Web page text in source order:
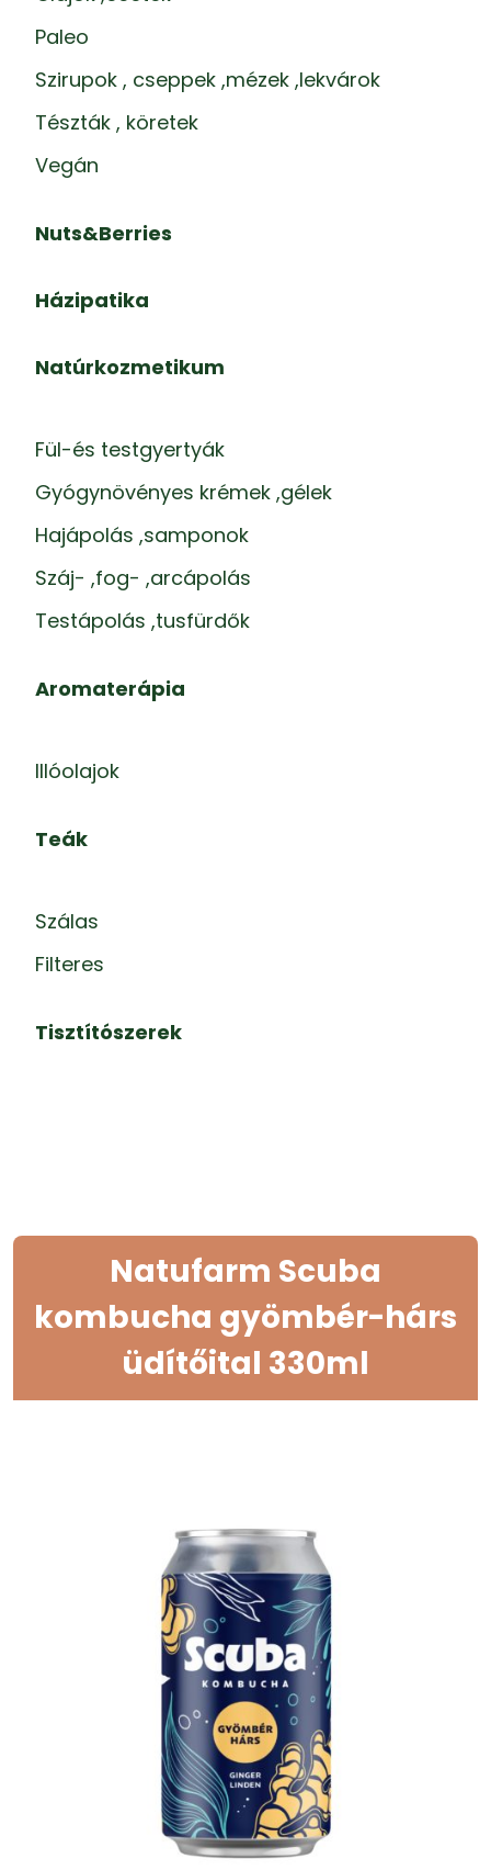
Paleo
Szirupok , cseppek ,mézek ,lekvárok
Tészták , köretek
Vegán
Nuts&Berries
Házipatika
Natúrkozmetikum
Fül-és testgyertyák
Gyógynövényes krémek ,gélek
Hajápolás ,samponok
Száj- ,fog- ,arcápolás
Testápolás ,tusfürdők
Aromaterápia
Illóolajok
Teák
Szálas
Filteres
Tisztítószerek
Natufarm Scuba
kombucha gyömbér-hárs
üdítőital 330ml